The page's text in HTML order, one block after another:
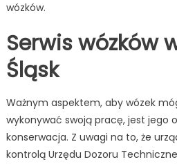
wózków.
Serwis wózków
Śląsk
Ważnym aspektem, aby wózek
wykonywać swoją pracę, jest jego
konserwacja. Z uwagi na to, że
kontrolą Urzędu Dozoru